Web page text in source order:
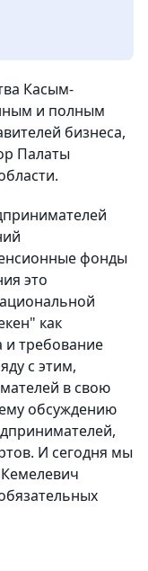
Касым-
и полным
бизнеса,
Палаты
фонды
это
как
и требование
с этим,
в свою
обсуждению
И сегодня мы